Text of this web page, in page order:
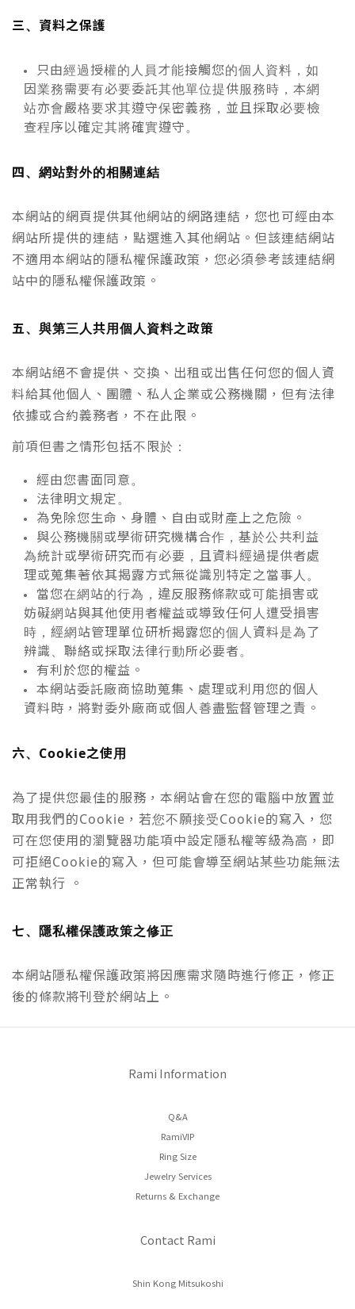
三、資料之保護
只由經過授權的人員才能接觸您的個人資料，如
因業務需要有必要委託其他單位提供服務時，本網
站亦會嚴格要求其遵守保密義務，並且採取必要檢
查程序以確定其將確實遵守。
四、網站對外的相關連結
本網站的網頁提供其他網站的網路連結，您也可經由本
網站所提供的連結，點選進入其他網站。但該連結網站
不適用本網站的隱私權保護政策，您必須參考該連結網
站中的隱私權保護政策。
五、與第三人共用個人資料之政策
本網站絕不會提供、交換、出租或出售任何您的個人資
料給其他個人、團體、私人企業或公務機關，但有法律
依據或合約義務者，不在此限。
前項但書之情形包括不限於：
經由您書面同意。
法律明文規定。
為免除您生命、身體、自由或財產上之危險。
與公務機關或學術研究機構合作，基於公共利益
為統計或學術研究而有必要，且資料經過提供者處
理或蒐集著依其揭露方式無從識別特定之當事人。
當您在網站的行為，違反服務條款或可能損害或
妨礙網站與其他使用者權益或導致任何人遭受損害
時，經網站管理單位研析揭露您的個人資料是為了
辨識、聯絡或採取法律行動所必要者。
有利於您的權益。
本網站委託廠商協助蒐集、處理或利用您的個人
資料時，將對委外廠商或個人善盡監督管理之責。
六、Cookie之使用
為了提供您最佳的服務，本網站會在您的電腦中放置並
取用我們的Cookie，若您不願接受Cookie的寫入，您
可在您使用的瀏覽器功能項中設定隱私權等級為高，即
可拒絕Cookie的寫入，但可能會導至網站某些功能無法
正常執行 。
七、隱私權保護政策之修正
本網站隱私權保護政策將因應需求隨時進行修正，修正
後的條款將刊登於網站上。
Rami Information
Q&A
RamiVIP
Ring Size
Jewelry Services
Returns & Exchange
Contact Rami
Shin Kong Mitsukoshi